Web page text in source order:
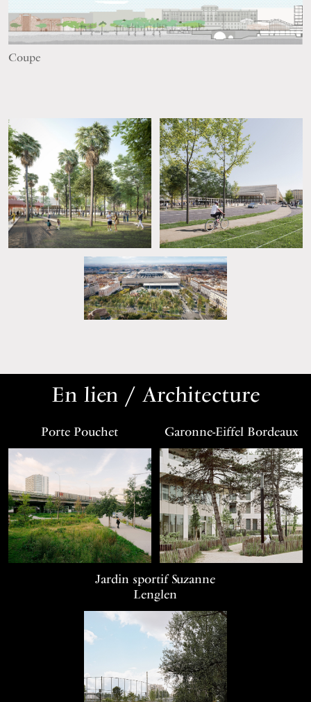
Coupe
En lien / Architecture
Porte Pouchet Garonne-Eiffel Bordeaux
Jardin sportif Suzanne
Lenglen